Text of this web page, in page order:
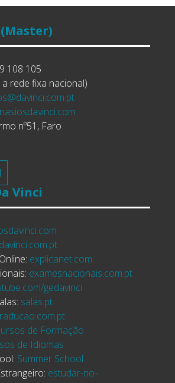
(Master)
108 105
rede fixa nacional)
nº51, Faro
Vinci
davinci.com.pt
explicanet.com
examesnacionais.com.pt
gedavinci
salas.pt
de Formação
de Idiomas
Summer School
estudar-no-